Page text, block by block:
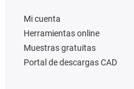
Mi cuenta
Herramientas online
Muestras gratuitas
Portal de descargas CAD